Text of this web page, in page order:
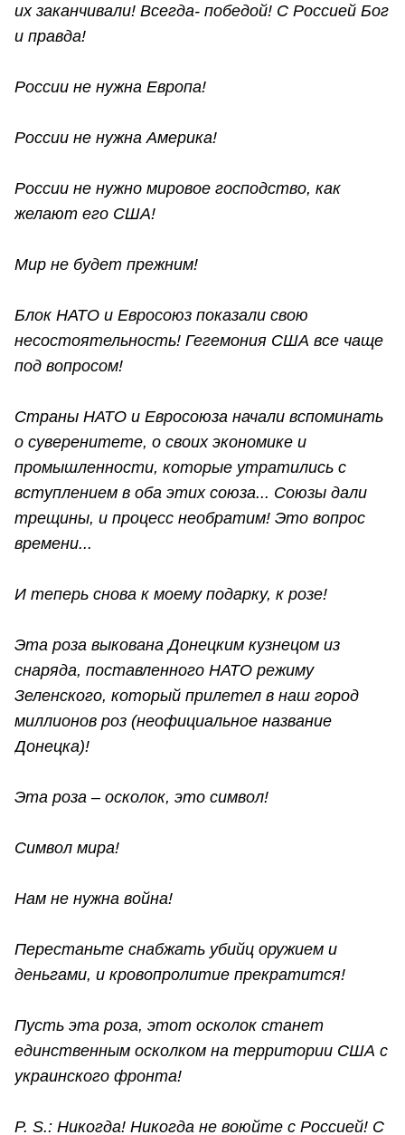
их заканчивали! Всегда- победой! С Россией Бог
и правда!
России не нужна Европа!
России не нужна Америка!
России не нужно мировое господство, как
желают его США!
Мир не будет прежним!
Блок НАТО и Евросоюз показали свою
несостоятельность! Гегемония США все чаще
под вопросом!
Страны НАТО и Евросоюза начали вспоминать
о суверенитете, о своих экономике и
промышленности, которые утратились с
вступлением в оба этих союза... Союзы дали
трещины, и процесс необратим! Это вопрос
времени...
И теперь снова к моему подарку, к розе!
Эта роза выкована Донецким кузнецом из
снаряда, поставленного НАТО режиму
Зеленского, который прилетел в наш город
миллионов роз (неофициальное название
Донецка)!
Эта роза – осколок, это символ!
Символ мира!
Нам не нужна война!
Перестаньте снабжать убийц оружием и
деньгами, и кровопролитие прекратится!
Пусть эта роза, этот осколок станет
единственным осколком на территории США с
украинского фронта!
P. S.: Никогда! Никогда не воюйте с Россией! С